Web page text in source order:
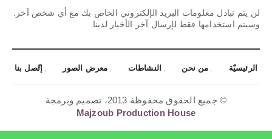
لن يتم تبادل معلومات البريد الإلكتروني الخاص بك مع أي شخص آخر.
وسيتم استخدامها فقط لإرسال آخر الأخبار لدينا.
الرئيسيّة من نحن النشاطات معرض الصور إتّصل بنا
© جميع الحقوق محفوظة 2013، تصميم وبرمجة
Majzoub Production House